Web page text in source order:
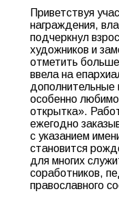
Приветствуя
награждения,
подчеркнул
художников и
отметить
ввела на
дополнительные
особенно
открытка».
ежегодно
с указанием
становится
для многих
соработников,
православного